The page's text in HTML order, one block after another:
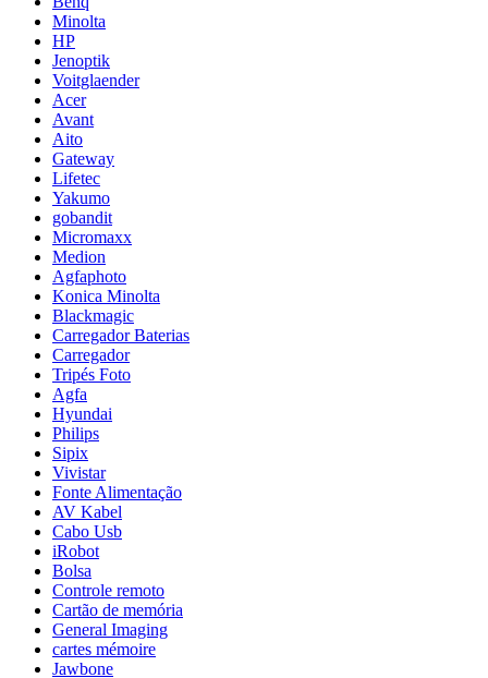
Minolta
HP
Jenoptik
Voitglaender
Acer
Avant
Aito
Gateway
Lifetec
Yakumo
gobandit
Micromaxx
Medion
Agfaphoto
Konica Minolta
Blackmagic
Carregador Baterias
Carregador
Tripés Foto
Agfa
Hyundai
Philips
Sipix
Vivistar
Fonte Alimentação
AV Kabel
Cabo Usb
iRobot
Bolsa
Controle remoto
Cartão de memória
General Imaging
cartes mémoire
Jawbone